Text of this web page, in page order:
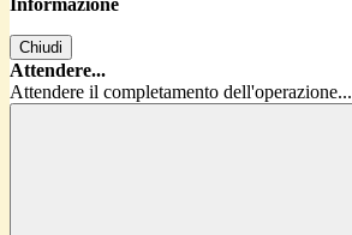
Informazione
Chiudi
Attendere...
Attendere il completamento dell'operazione...